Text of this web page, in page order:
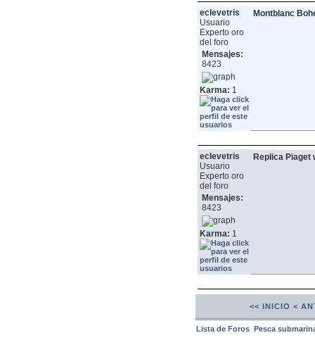
eclevetris
Usuario
Experto oro
del foro
Mensajes:
8423
Karma: 1
Montblanc
eclevetris
Usuario
Experto oro
del foro
Mensajes:
8423
Karma: 1
Replica Piaget
<< INICIO <
Lista de Foros Pesca